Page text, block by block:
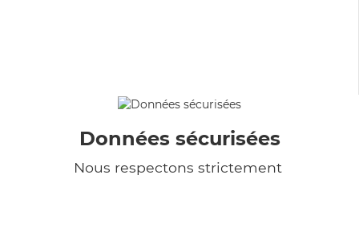
Données sécurisées
Nous respectons strictement